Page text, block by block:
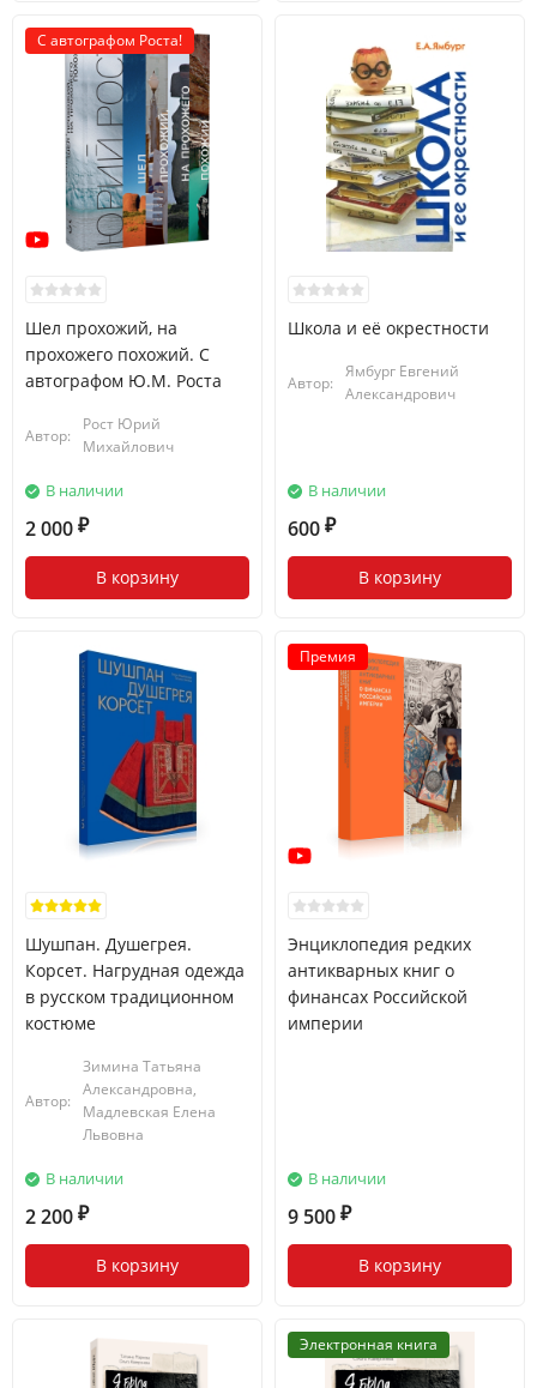
С автографом Роста!
Шел прохожий, на
прохожего похожий. С
автографом Ю.М. Роста
Автор:
Рост Юрий
Михайлович
В наличии
2 000 ₽
В корзину
Школа и её окрестности
Автор:
Ямбург Евгений
Александрович
В наличии
600 ₽
В корзину
Шушпан. Душегрея.
Корсет. Нагрудная одежда
в русском традиционном
костюме
Автор:
Зимина Татьяна
Александровна,
Мадлевская Елена
Львовна
В наличии
2 200 ₽
В корзину
Премия
Энциклопедия редких
антикварных книг о
финансах Российской
империи
В наличии
9 500 ₽
В корзину
Электронная книга